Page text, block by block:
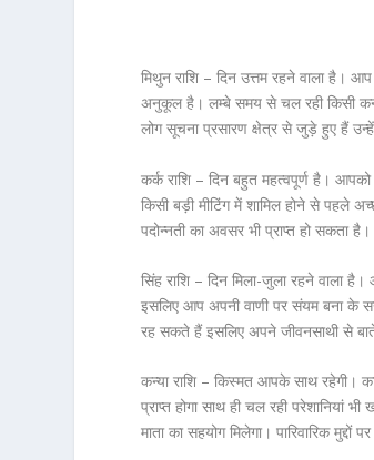
मिथुन राशि – दिन उत्तम रहने वाला है।
अनुकूल है। लम्बे समय से चल रही किसी
लोग सूचना प्रसारण क्षेत्र से जुड़े हुए हैं
कर्क राशि – दिन बहुत महत्वपूर्ण है।
किसी बड़ी मीटिंग में शामिल होने से पहले
पदोन्नती का अवसर भी प्राप्त हो सकता
सिंह राशि – दिन मिला-जुला रहने वाला
इसलिए आप अपनी वाणी पर संयम बना के
रह सकते हैं इसलिए अपने जीवनसाथी से
कन्या राशि – किस्मत आपके साथ रहेगी।
प्राप्त होगा साथ ही चल रही
माता का सहयोग मिलेगा। पारिवारिक